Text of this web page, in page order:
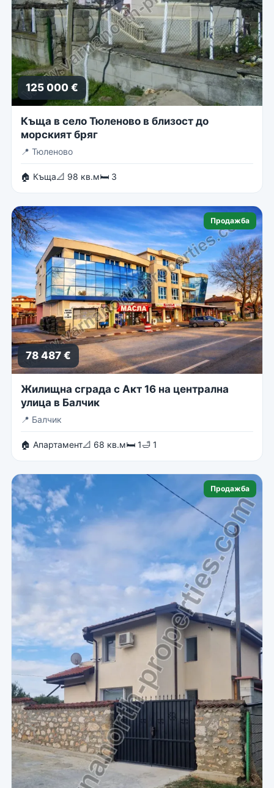
125 000 €
Къща в село Тюленово в близост до
морският бряг
📍 Тюленово
🏠 Къща📐 98 кв.м🛏 3
Продажба
78 487 €
Жилищна сграда с Акт 16 на централна
улица в Балчик
📍 Балчик
🏠 Апартамент📐 68 кв.м🛏 1🛁 1
Продажба